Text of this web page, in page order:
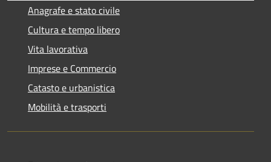
Anagrafe e stato civile
Cultura e tempo libero
Vita lavorativa
Imprese e Commercio
Catasto e urbanistica
Mobilità e trasporti